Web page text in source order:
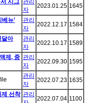
시그 관리
자
2023.01.25 1645
뉴’
관리
자
2022.12.17 1584
달아
관리
자
2022.10.17 1589
제, 중 관리
자
2022.09.30 1595
관리
자
2022.07.23 1635
제 선착 관리
2022.07.04 1100